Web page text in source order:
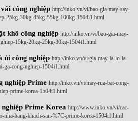
công nghiệp http://inko.vn/vi/bao-gia-may-say-
25kg-30kg-45kg-55kg-100kg-1504i1.html
khô công nghiệp http://inko.vn/vi/bao-gia-may-
15kg-20kg-25kg-30kg-1504i1.html
ủi công nghiệp http://inko.vn/vi/gia-may-la-lo-la-
ga-cong-nghiep-1504i1.html
nghiệp Prime http://inko.vn/vi/may-rua-bat-cong-
prime-korea-1504i1.html
Prime Korea http://www.inko.vn/vi/cac-
nha-hang-khach-san-%7C-prime-korea-1504i1.html